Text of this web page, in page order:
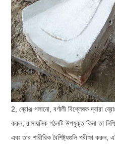
2, ব্রোঞ্জ গলানো, বর্ণালী বিশ্লেষক দ্বারা
করুন, রাসায়নিক গঠনটি উপযুক্ত কিনা তা
এবং তার শারীরিক বৈশিষ্ট্যগুলি পরীক্ষা করুন,